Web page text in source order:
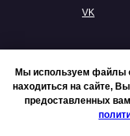
Мы используем файлы
находиться на сайте,
предоставленных
VK